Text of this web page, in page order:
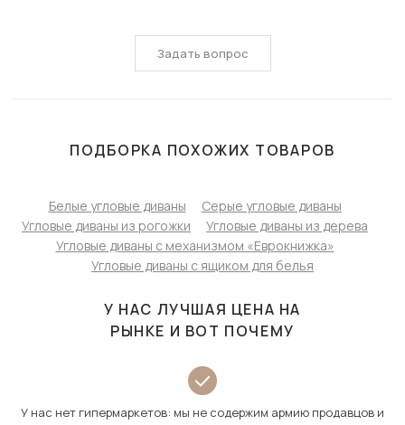
Задать вопрос
ПОДБОРКА ПОХОЖИХ ТОВАРОВ
Белые угловые диваны
Серые угловые диваны
Угловые диваны из рогожки
Угловые диваны из дерева
Угловые диваны с механизмом «Еврокнижка»
Угловые диваны с ящиком для белья
У НАС ЛУЧШАЯ ЦЕНА НА
РЫНКЕ И ВОТ ПОЧЕМУ
У нас нет гипермаркетов: мы не содержим армию продавцов и